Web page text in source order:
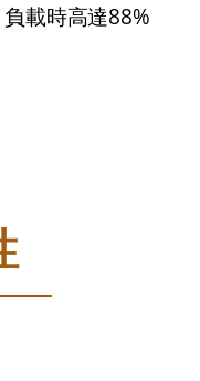
載時高達88%